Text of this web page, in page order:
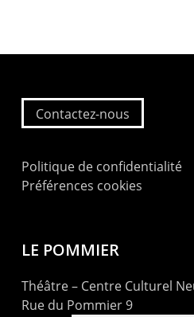
Contactez-nous
Politique de confidentialité
Préférences cookies
LE POMMIER
Théâtre – Centre Culturel
Rue du Pommier 9